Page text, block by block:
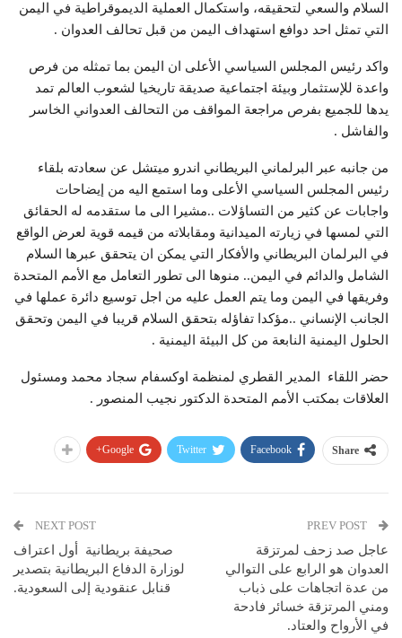
السلام والسعي لتحقيقه، واستكمال العملية الديموقراطية في اليمن
التي تمثل احد دوافع استهداف اليمن من قبل تحالف العدوان .
واكد رئيس المجلس السياسي الأعلى ان اليمن بما تمثله من فرص
واعدة للإستثمار وبيئة اجتماعية صديقة تاريخيا لشعوب العالم تمد
يدها للجميع بفرص مراجعة المواقف من التحالف العدواني الخاسر
والفاشل .
من جانبه عبر البرلماني البريطاني اندرو ميتشل عن سعادته بلقاء
رئيس المجلس السياسي الأعلى وما استمع اليه من إيضاحات
واجابات عن كثير من التساؤلات ..مشيرا الى ما ستقدمه له الحقائق
التي لمسها في زيارته الميدانية ومقابلاته من قيمه قوية لعرض الواقع
في البرلمان البريطاني والأفكار التي يمكن ان يتحقق عبرها السلام
الشامل والدائم في اليمن.. منوها الى تطور التعامل مع الأمم المتحدة
وفريقها في اليمن وما يتم العمل عليه من اجل توسيع دائرة عملها في
الجانب الإنساني ..مؤكدا تفاؤله بتحقق السلام قريبا في اليمن وتحقق
الحلول اليمنية النابعة من كل البيئة اليمنية .
حضر اللقاء المدير القطري لمنظمة اوكسفام سجاد محمد ومسئول
العلاقات بمكتب الأمم المتحدة الدكتور نجيب المنصور .
Share
Facebook
Twitter
Google+
عاجل صد زحف لمرتزقة
العدوان هو الرابع على التوالي
من عدة اتجاهات على ذباب
ومني المرتزقة خسائر فادحة
في الأرواح والعتاد.
NEXT POST
صحيفة بريطانية أول اعتراف
لوزارة الدفاع البريطانية بتصدير
قنابل عنقودية إلى السعودية.